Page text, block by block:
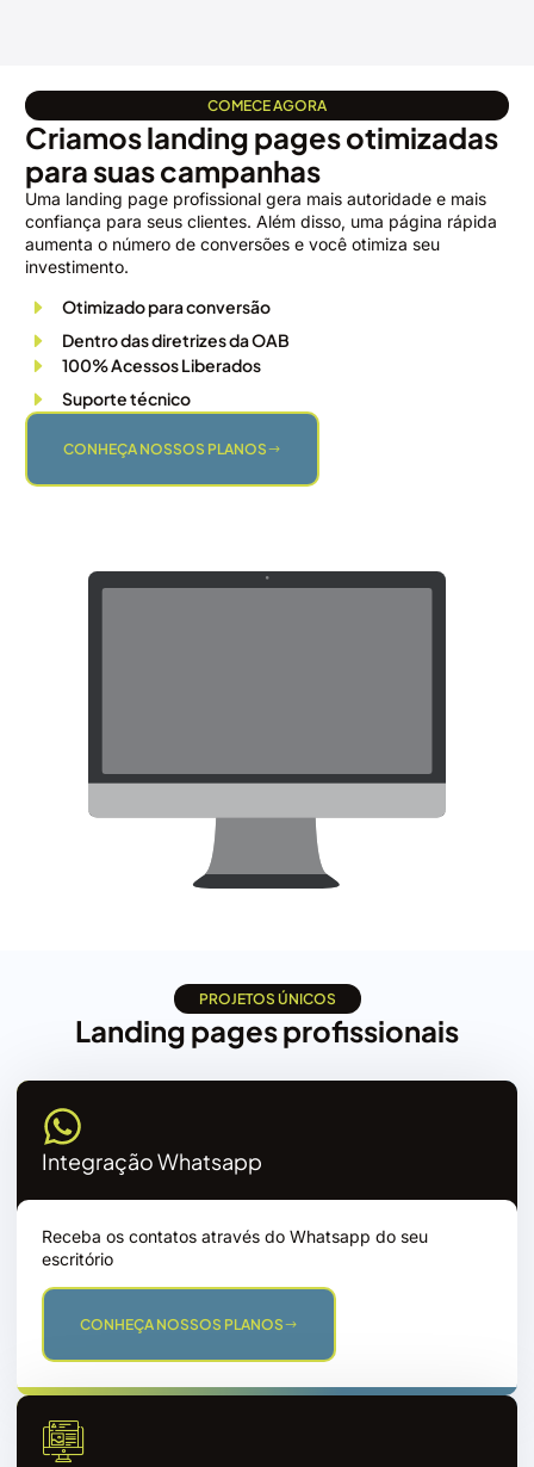
COMECE AGORA
Criamos landing pages otimizadas
para suas campanhas
Uma landing page profissional gera mais autoridade e mais
confiança para seus clientes. Além disso, uma página rápida
aumenta o número de conversões e você otimiza seu
investimento.
Otimizado para conversão
Dentro das diretrizes da OAB
100% Acessos Liberados
Suporte técnico
CONHEÇA NOSSOS PLANOS
PROJETOS ÚNICOS
Landing pages profissionais
Integração Whatsapp
Receba os contatos através do Whatsapp do seu
escritório
CONHEÇA NOSSOS PLANOS